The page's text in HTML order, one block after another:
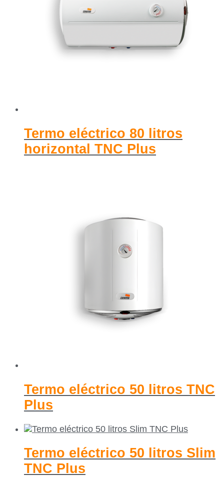
Termo eléctrico 80 litros
horizontal TNC Plus
Termo eléctrico 50 litros TNC
Plus
Termo eléctrico 50 litros Slim
TNC Plus